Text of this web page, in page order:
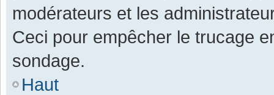
modérateurs et les
Ceci pour empêcher le trucage
sondage.
Haut